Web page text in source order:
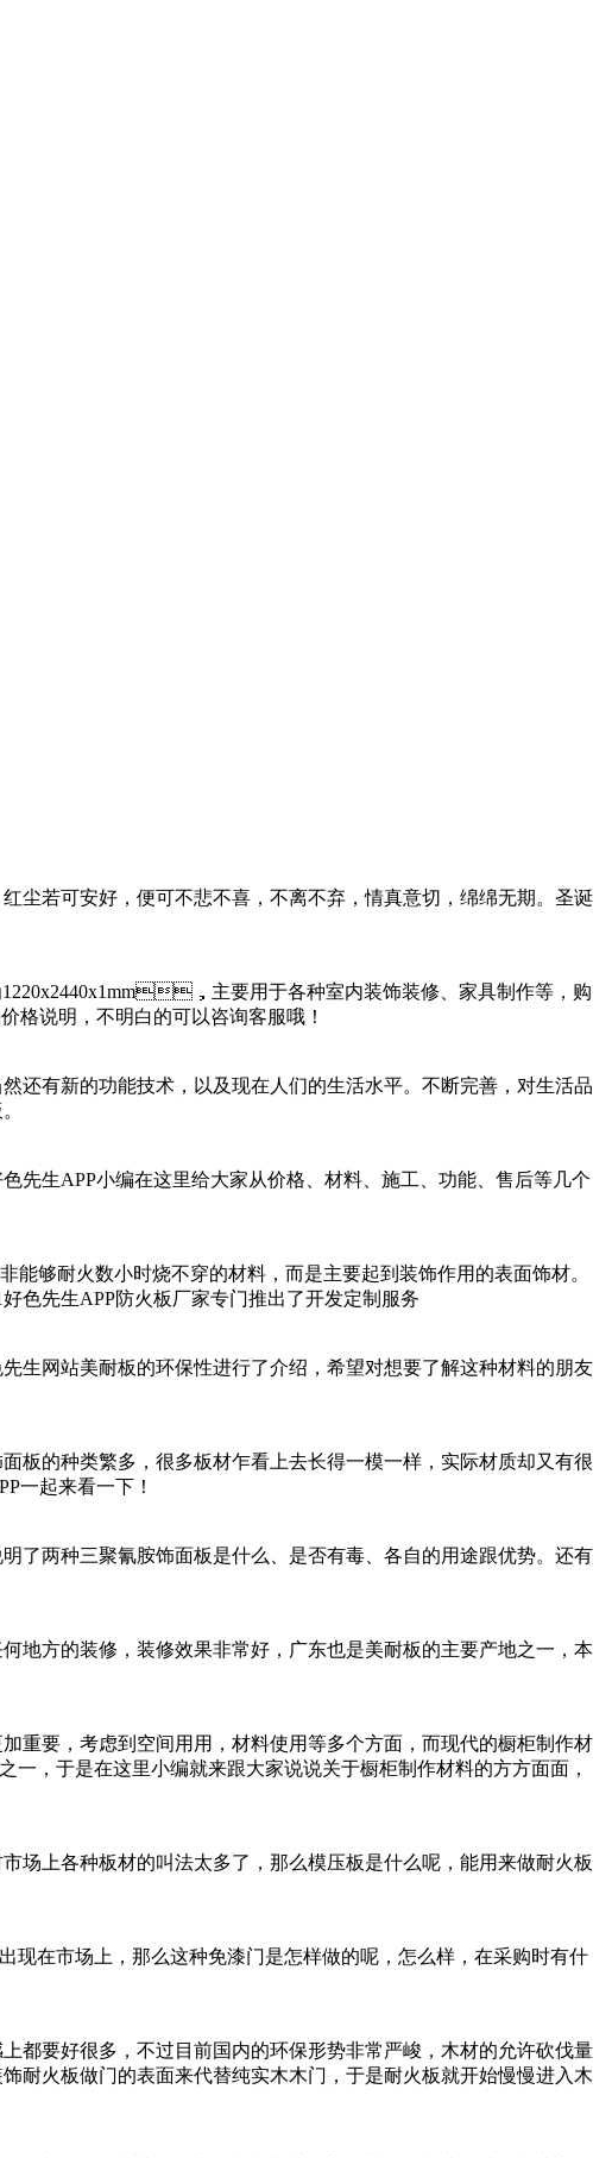
若可安好，便可不悲不喜，不离不弃，情真意切，绵绵无期。圣诞
，主要用于各种室内装饰装修、家具制作等，购
明，不明白的可以咨询客服哦！
新的功能技术，以及现在人们的生活水平。不断完善，对生活品
小编在这里给大家从价格、材料、施工、功能、售后等几个
非能够耐火数小时烧不穿的材料，而是主要起到装饰作用的表面饰材。
91好色先生APP防火板厂家专门推出了开发定制服务
生网站美耐板的环保性进行了介绍，希望对想要了解这种材料的朋友
面板的种类繁多，很多板材乍看上去长得一模一样，实际材质却又有很
起来看一下！
两种三聚氰胺饰面板是什么、是否有毒、各自的用途跟优势。还有
修，装修效果非常好，广东也是美耐板的主要产地之一，本
，考虑到空间用用，材料使用等多个方面，而现代的橱柜制作材
，于是在这里小编就来跟大家说说关于橱柜制作材料的方方面面，
上各种板材的叫法太多了，那么模压板是什么呢，能用来做耐火板
场上，那么这种免漆门是怎样做的呢，怎么样，在采购时有什
要好很多，不过目前国内的环保形势非常严峻，木材的允许砍伐量
耐火板做门的表面来代替纯实木木门，于是耐火板就开始慢慢进入木